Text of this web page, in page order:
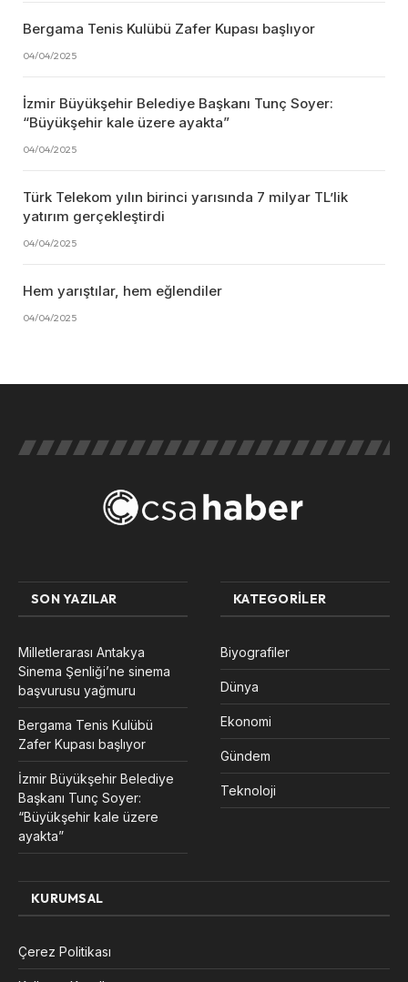
Bergama Tenis Kulübü Zafer Kupası başlıyor
04/04/2025
İzmir Büyükşehir Belediye Başkanı Tunç Soyer:
“Büyükşehir kale üzere ayakta”
04/04/2025
Türk Telekom yılın birinci yarısında 7 milyar TL’lik
yatırım gerçekleştirdi
04/04/2025
Hem yarıştılar, hem eğlendiler
04/04/2025
SON YAZILAR
Milletlerarası Antakya
Sinema Şenliği’ne sinema
başvurusu yağmuru
Bergama Tenis Kulübü
Zafer Kupası başlıyor
İzmir Büyükşehir Belediye
Başkanı Tunç Soyer:
“Büyükşehir kale üzere
ayakta”
KATEGORILER
Biyografiler
Dünya
Ekonomi
Gündem
Teknoloji
KURUMSAL
Çerez Politikası